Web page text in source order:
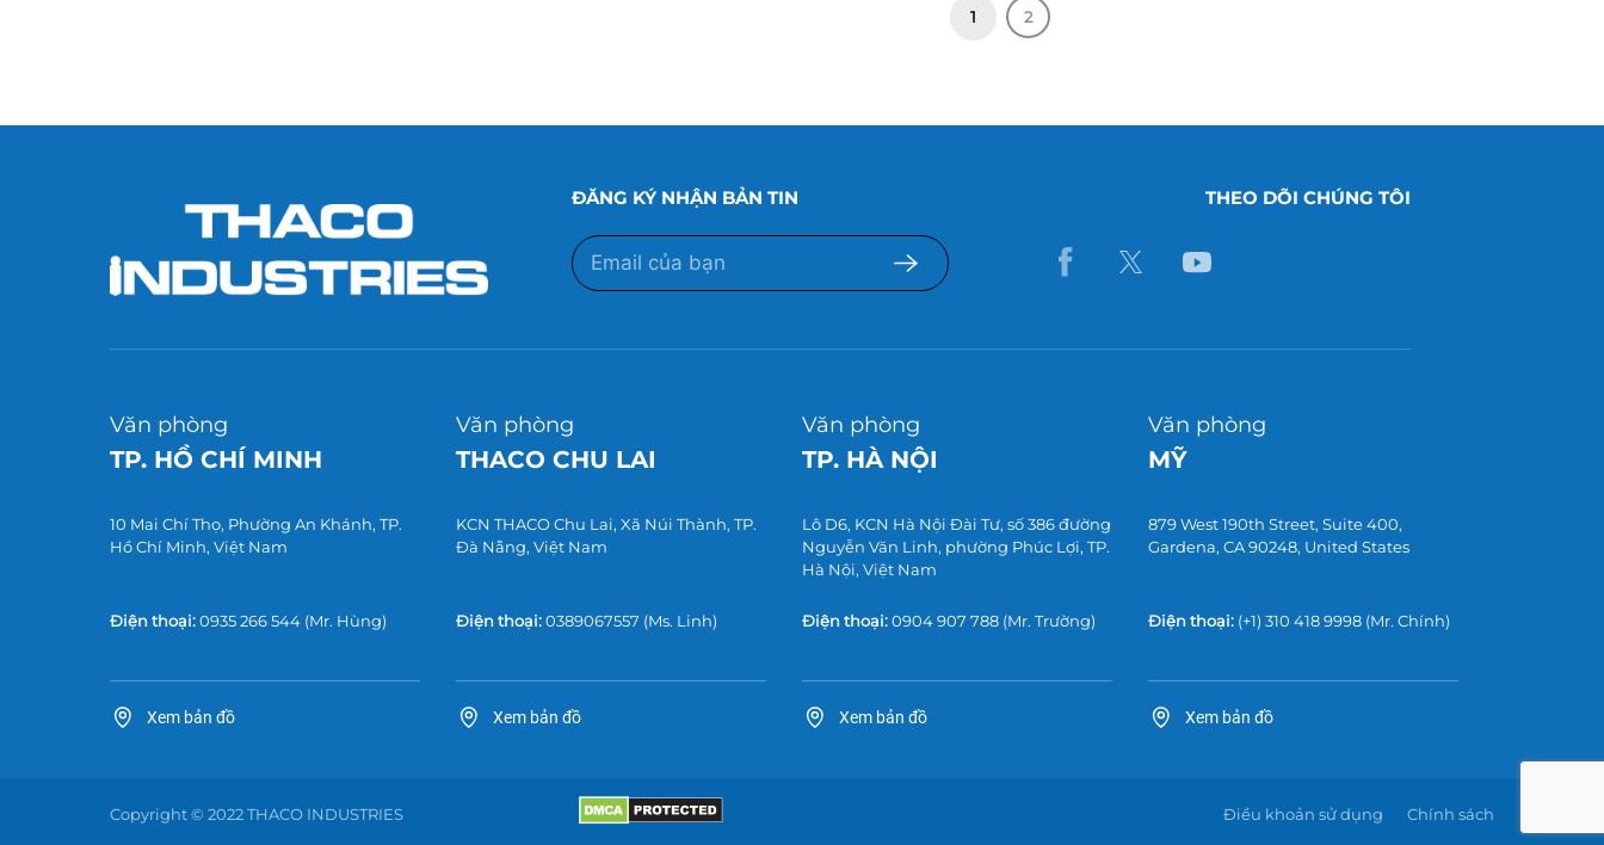
1 2
ĐĂNG KÝ NHẬN BẢN TIN THEO DÕI CHÚNG TÔI
Văn phòng
TP. HỒ CHÍ MINH
10 Mai Chí Thọ, Phường An Khánh, TP.
Hồ Chí Minh, Việt Nam
Điện thoại:0935 266 544 (Mr. Hùng)
Xem bản đồ
Văn phòng
THACO CHU LAI
KCN THACO Chu Lai, Xã Núi Thành, TP.
Đà Nẵng, Việt Nam
Điện thoại:0389067557 (Ms. Linh)
Xem bản đồ
Văn phòng
TP. HÀ NỘI
Lô D6, KCN Hà Nội Đài Tư, số 386 đường
Nguyễn Văn Linh, phường Phúc Lợi, TP.
Hà Nội, Việt Nam
Điện thoại:0904 907 788 (Mr. Trường)
Xem bản đồ
Văn phòng
MỸ
879 West 190th Street, Suite 400,
Gardena, CA 90248, United States
Điện thoại: (+1) 310 418 9998 (Mr. Chính)
Xem bản đồ
Copyright © 2022 THACO INDUSTRIES Điều khoản sử dụng Chính sách